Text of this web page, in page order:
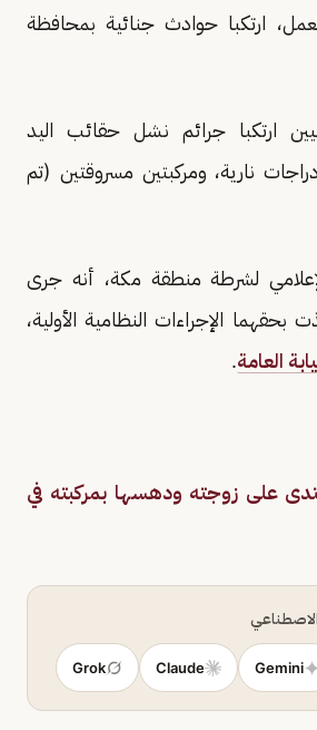
ارتكبا حوادث جنائية بمحافظة
ارتكبا جرائم نشل حقائب اليد
نارية، ومركبتين مسروقتين (تم
لشرطة منطقة مكة، أنه جرى
بحقهما الإجراءات النظامية الأولية،
العامة.
على زوجته ودهسها بمركبته في
Gemini
Claude
Grok